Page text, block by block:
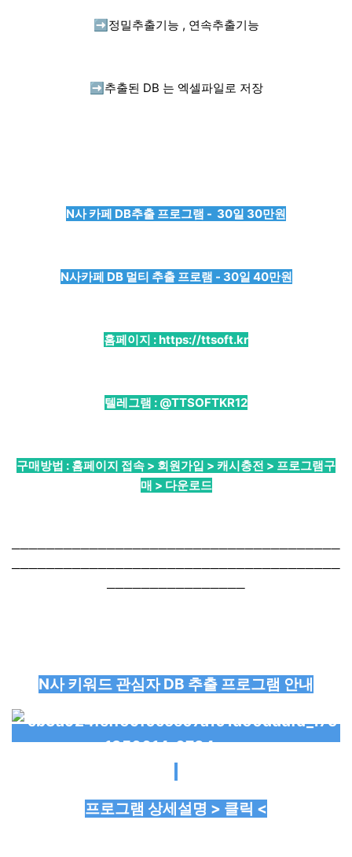
➡️ 정밀추출기능 , 연속추출기능
➡️ 추출된 DB 는 엑셀파일로 저장
N사 카페 DB추출 프로그램 - 30일 30만원
N사카페 DB 멀티 추출 프로램 - 30일 40만원
홈페이지 :https://ttsoft.kr
텔레그램 : @TTSOFTKR12
구매방법 : 홈페이지 접속 > 회원가입 > 캐시충전 > 프로그램구
매 > 다운로드
──────────────────────────────────────
──────────────────────────────────────
────────────────
N사 키워드 관심자 DB 추출 프로그램 안내
프로그램 상세설명 > 클릭 <